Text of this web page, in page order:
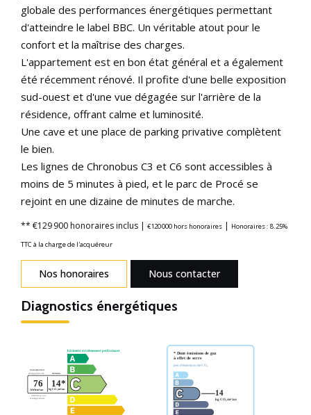
globale des performances énergétiques permettant
d'atteindre le label BBC. Un véritable atout pour le
confort et la maîtrise des charges.
L'appartement est en bon état général et a également
été récemment rénové. Il profite d'une belle exposition
sud-ouest et d'une vue dégagée sur l'arrière de la
résidence, offrant calme et luminosité.
Une cave et une place de parking privative complètent
le bien.
Les lignes de Chronobus C3 et C6 sont accessibles à
moins de 5 minutes à pied, et le parc de Procé se
rejoint en une dizaine de minutes de marche.
** €129 900 honoraires inclus | €120 000 hors honoraires | Honoraires : 8.25%
TTC à la charge de l'acquéreur
Nos honoraires Nous contacter
Diagnostics énergétiques